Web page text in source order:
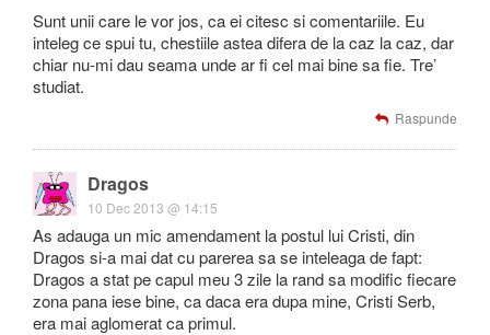
Sunt unii care le vor jos, ca ei citesc si comentariile. Eu
inteleg ce spui tu, chestiile astea difera de la caz la caz, dar
chiar nu-mi dau seama unde ar fi cel mai bine sa fie. Tre’
studiat.
Raspunde
Dragos
10 Dec 2013 @ 14:15
As adauga un mic amendament la postul lui Cristi, din
Dragos si-a mai dat cu parerea sa se inteleaga de fapt:
Dragos a stat pe capul meu 3 zile la rand sa modific fiecare
zona pana iese bine, ca daca era dupa mine, Cristi Serb,
era mai aglomerat ca primul.